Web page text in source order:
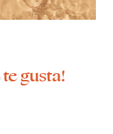
gusta!